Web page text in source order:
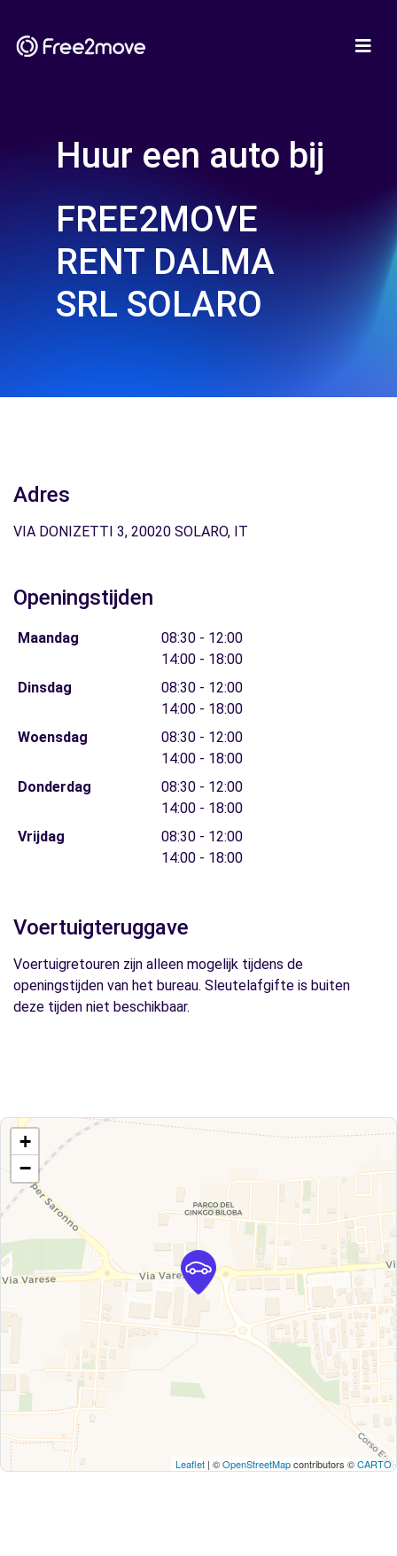
Huur een auto bij
FREE2MOVE
RENT DALMA
SRL SOLARO
Adres
VIA DONIZETTI 3, 20020 SOLARO, IT
Openingstijden
Maandag
08:30 - 12:00
14:00 - 18:00
Dinsdag
08:30 - 12:00
14:00 - 18:00
Woensdag
08:30 - 12:00
14:00 - 18:00
Donderdag
08:30 - 12:00
14:00 - 18:00
Vrijdag
08:30 - 12:00
14:00 - 18:00
Voertuigteruggave
Voertuigretouren zijn alleen mogelijk tijdens de
openingstijden van het bureau. Sleutelafgifte is buiten
deze tijden niet beschikbaar.
+
−
Leaflet | ©OpenStreetMapcontributors ©CARTO